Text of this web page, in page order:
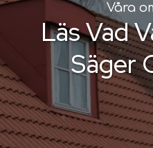
Våra
Läs Vad
Säger